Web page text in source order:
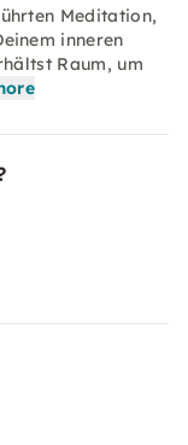
Meditation,
inneren
Raum, um